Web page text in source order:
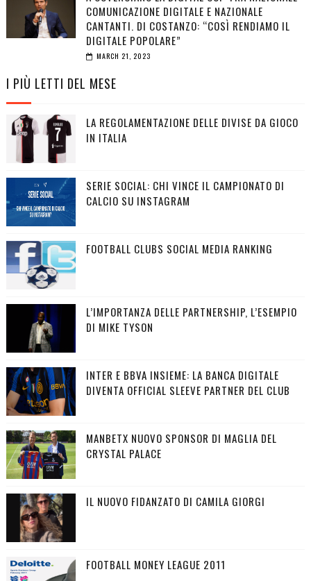
COMUNICAZIONE DIGITALE E NAZIONALE
CANTANTI. DI COSTANZO: “COSÌ RENDIAMO IL
DIGITALE POPOLARE”
MARCH 21, 2023
I PIÙ LETTI DEL MESE
LA REGOLAMENTAZIONE DELLE DIVISE DA GIOCO
IN ITALIA
SERIE SOCIAL: CHI VINCE IL CAMPIONATO DI
CALCIO SU INSTAGRAM
FOOTBALL CLUBS SOCIAL MEDIA RANKING
L’IMPORTANZA DELLE PARTNERSHIP, L’ESEMPIO
DI MIKE TYSON
INTER E BBVA INSIEME: LA BANCA DIGITALE
DIVENTA OFFICIAL SLEEVE PARTNER DEL CLUB
MANBETX NUOVO SPONSOR DI MAGLIA DEL
CRYSTAL PALACE
IL NUOVO FIDANZATO DI CAMILA GIORGI
FOOTBALL MONEY LEAGUE 2011